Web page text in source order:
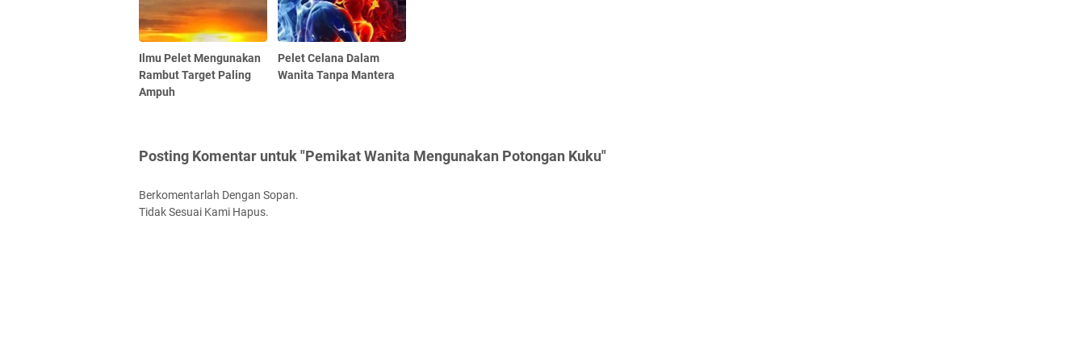
Ilmu Pelet Mengunakan
Rambut Target Paling
Ampuh
Pelet Celana Dalam
Wanita Tanpa Mantera
Posting Komentar untuk "Pemikat Wanita Mengunakan Potongan Kuku"
Berkomentarlah Dengan Sopan.
Tidak Sesuai Kami Hapus.